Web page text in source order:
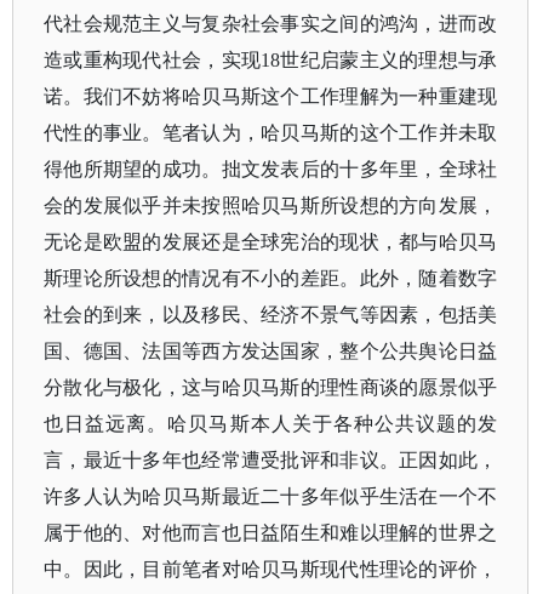
代社会规范主义与复杂社会事实之间的鸿沟，进而改
造或重构现代社会，实现18世纪启蒙主义的理想与承
诺。我们不妨将哈贝马斯这个工作理解为一种重建现
代性的事业。笔者认为，哈贝马斯的这个工作并未取
得他所期望的成功。拙文发表后的十多年里，全球社
会的发展似乎并未按照哈贝马斯所设想的方向发展，
无论是欧盟的发展还是全球宪治的现状，都与哈贝马
斯理论所设想的情况有不小的差距。此外，随着数字
社会的到来，以及移民、经济不景气等因素，包括美
国、德国、法国等西方发达国家，整个公共舆论日益
分散化与极化，这与哈贝马斯的理性商谈的愿景似乎
也日益远离。哈贝马斯本人关于各种公共议题的发
言，最近十多年也经常遭受批评和非议。正因如此，
许多人认为哈贝马斯最近二十多年似乎生活在一个不
属于他的、对他而言也日益陌生和难以理解的世界之
中。因此，目前笔者对哈贝马斯现代性理论的评价，